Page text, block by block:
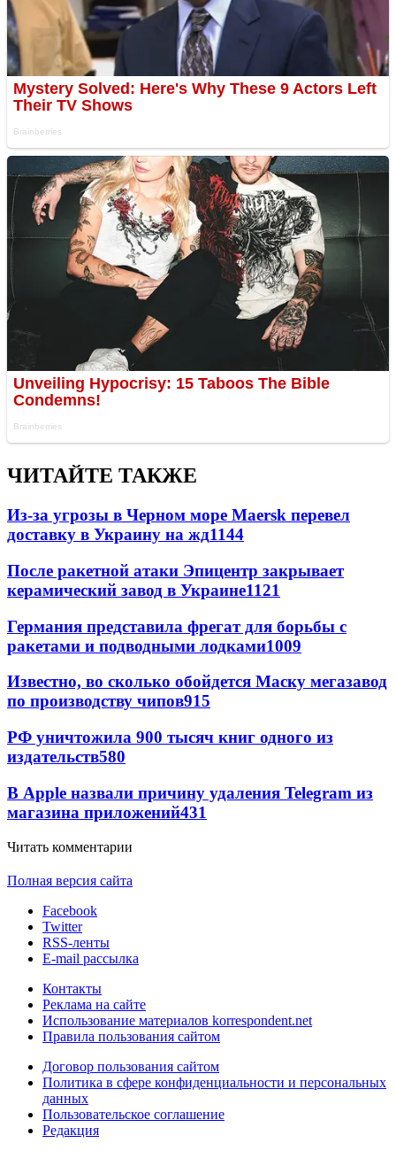
ЧИТАЙТЕ ТАКЖЕ
Из-за угрозы в Черном море Maersk перевел
доставку в Украину на жд1144
После ракетной атаки Эпицентр закрывает
керамический завод в Украине1121
Германия представила фрегат для борьбы с
ракетами и подводными лодками1009
Известно, во сколько обойдется Маску мегазавод
по производству чипов915
РФ уничтожила 900 тысяч книг одного из
издательств580
В Apple назвали причину удаления Telegram из
магазина приложений431
Читать комментарии
Полная версия сайта
Facebook
Twitter
RSS-ленты
E-mail рассылка
Контакты
Реклама на сайте
Использование материалов korrespondent.net
Правила пользования сайтом
Договор пользования сайтом
Политика в сфере конфиденциальности и персональных
данных
Пользовательское соглашение
Редакция